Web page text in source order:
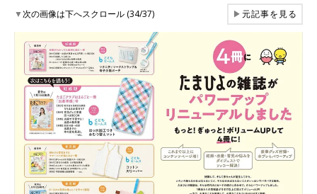
▼次の画像は下へスクロール (34/37) ▶元記事を見る